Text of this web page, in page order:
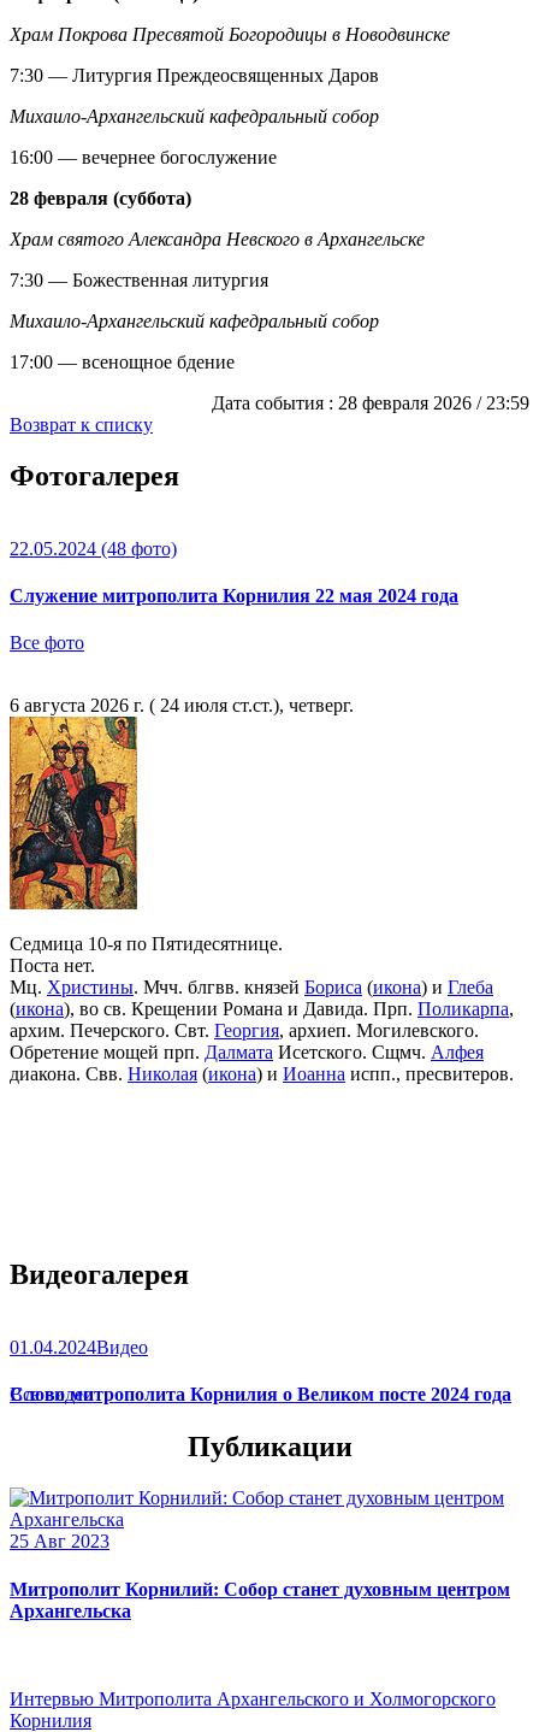
Храм Покрова Пресвятой Богородицы в Новодвинске
7:30 — Литургия Преждеосвященных Даров
Михаило-Архангельский кафедральный собор
16:00 — вечернее богослужение
28 февраля (суббота)
Храм святого Александра Невского в Архангельске
7:30 — Божественная литургия
Михаило-Архангельский кафедральный собор
17:00 — всенощное бдение
Дата события : 28 февраля 2026 / 23:59
Возврат к списку
Фотогалерея
22.05.2024 (48 фото)
Служение митрополита Корнилия 22 мая 2024 года
Все фото
6 августа 2026 г. ( 24 июля ст.ст.), четверг.
Седмица 10-я по Пятидесятнице.
Поста нет.
Мц. Христины. Мчч. блгвв. князей Бориса (икона) и Глеба
(икона), во св. Крещении Романа и Давида. Прп. Поликарпа,
архим. Печерского. Свт. Георгия, архиеп. Могилевского.
Обретение мощей прп. Далмата Исетского. Сщмч. Алфея
диакона. Свв. Николая (икона) и Иоанна испп., пресвитеров.
Видеогалерея
01.04.2024Видео
Слово митрополита Корнилия о Великом посте 2024 года
Все видео
Публикации
25 Авг 2023
Митрополит Корнилий: Собор станет духовным центром
Архангельска
Интервью Митрополита Архангельского и Холмогорского
Корнилия